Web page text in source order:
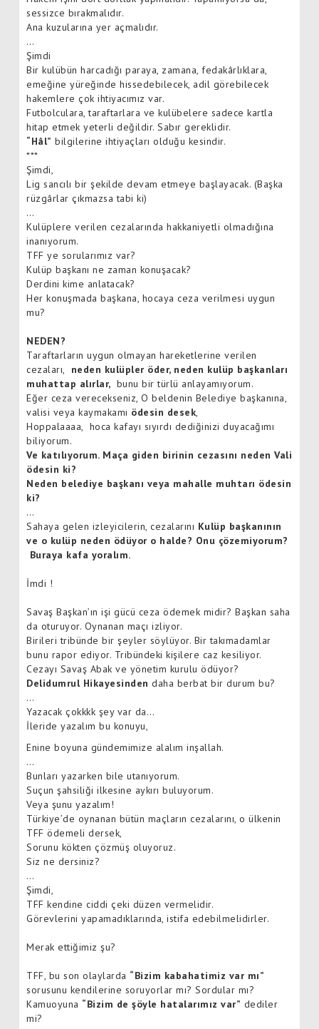
sessizce bırakmalıdır.
Ana kuzularına yer açmalıdır.
…
Şimdi
Bir kulübün harcadığı paraya, zamana, fedakârlıklara,
emeğine yüreğinde hissedebilecek, adil görebilecek
hakemlere çok ihtiyacımız var.
Futbolculara, taraftarlara ve kulübelere sadece kartla
hitap etmek yeterli değildir. Sabır gereklidir.
“Hâl” bilgilerine ihtiyaçları olduğu kesindir.
***
Şimdi,
Lig sancılı bir şekilde devam etmeye başlayacak. (Başka
rüzgârlar çıkmazsa tabi ki)
…
Kulüplere verilen cezalarında hakkaniyetli olmadığına
inanıyorum.
TFF ye sorularımız var?
Kulüp başkanı ne zaman konuşacak?
Derdini kime anlatacak?
Her konuşmada başkana, hocaya ceza verilmesi uygun
mu?
NEDEN?
Taraftarların uygun olmayan hareketlerine verilen
cezaları,
neden kulüpler öder, neden kulüp başkanları
muhattap alırlar, bunu bir türlü anlayamıyorum.
Eğer ceza verecekseniz, O beldenin Belediye başkanına,
valisi veya kaymakamı ödesin desek
Hoppalaaaa, hoca kafayı sıyırdı dediğinizi duyacağımı
biliyorum.
Ve katılıyorum. Maça giden birinin cezasını neden Vali
ödesin ki?
Neden belediye başkanı veya mahalle muhtarı ödesin
ki?
…
Sahaya gelen izleyicilerin, cezalarını Kulüp başkanının
ve o kulüp neden ödüyor o halde? Onu çözemiyorum?
Buraya kafa yoralım.
İmdi !
Savaş Başkan’ın işi gücü ceza ödemek midir? Başkan saha
da oturuyor. Oynanan maçı izliyor.
Birileri tribünde bir şeyler söylüyor. Bir takımadamlar
bunu rapor ediyor. Tribündeki kişilere caz kesiliyor.
Cezayı Savaş Abak ve yönetim kurulu ödüyor?
Delidumrul Hikayesinden daha berbat bir durum bu?
…
Yazacak çokkkk şey var da…
İleride yazalım bu konuyu,
Enine boyuna gündemimize alalım inşallah.
…
Bunları yazarken bile utanıyorum.
Suçun şahsiliği ilkesine aykırı buluyorum.
Veya şunu yazalım!
Türkiye’de oynanan bütün maçların cezalarını, o ülkenin
TFF ödemeli dersek,
Sorunu kökten çözmüş oluyoruz.
Siz ne dersiniz?
…
Şimdi,
TFF kendine ciddi çeki düzen vermelidir.
Görevlerini yapamadıklarında, istifa edebilmelidirler.
Merak ettiğimiz şu?
TFF, bu son olaylarda “Bizim kabahatimiz var mı”
sorusunu kendilerine soruyorlar mı? Sordular mı?
Kamuoyuna “Bizim de şöyle hatalarımız var” dediler
mi?